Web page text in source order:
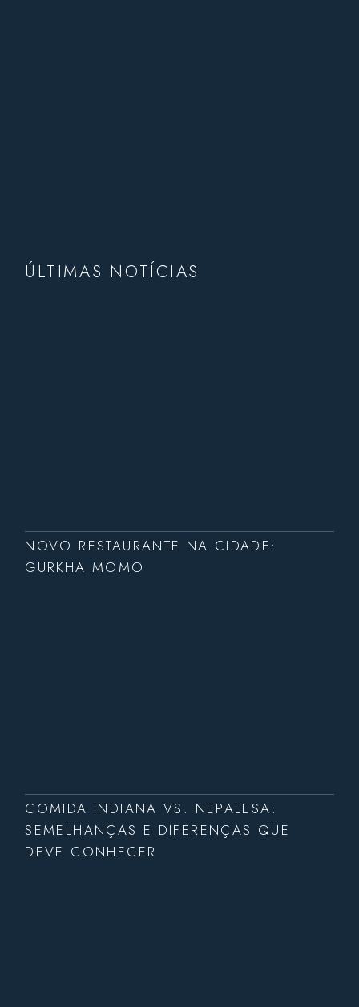
ÚLTIMAS NOTÍCIAS
NOVO RESTAURANTE NA CIDADE:
GURKHA MOMO
COMIDA INDIANA VS. NEPALESA:
SEMELHANÇAS E DIFERENÇAS QUE
DEVE CONHECER